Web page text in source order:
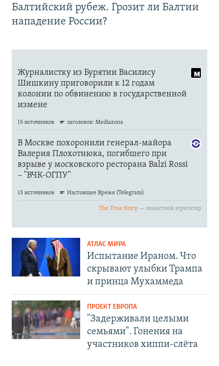
Балтийский рубеж. Грозит ли Балтии
нападение России?
АТЛАС МИРА
Испытание Ираном. Что
скрывают улыбки Трампа
и принца Мухаммеда
ПРОЕКТ ЕВРОПА
"Задерживали целыми
семьями". Гонения на
участников хиппи-слёта